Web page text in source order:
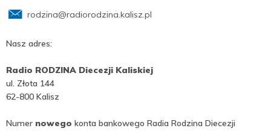
rodzina@radiorodzina.kalisz.pl
Nasz adres:
Radio RODZINA Diecezji Kaliskiej
ul. Złota 144
62-800 Kalisz
Numer nowego konta bankowego Radia Rodzina Diecezji